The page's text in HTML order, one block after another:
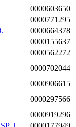
0000603650
0000771295
0000664378
0000155637
0000562272
0000702044
0000906615
0000297566
0000919296